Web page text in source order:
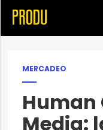
MERCADEO
Human
Media: